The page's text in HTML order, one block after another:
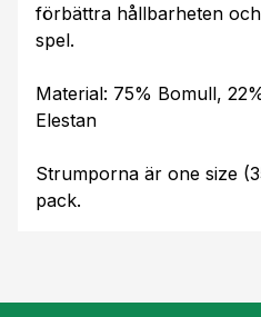
förbättra hållbarheten
spel.
Material: 75% Bomull,
Elestan
Strumporna är one size
pack.